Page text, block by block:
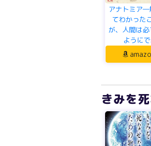
アナトミア―
てわかった
が、人間は
ようにで
きみを